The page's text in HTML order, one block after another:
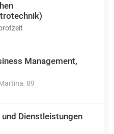
brotzeit
Management,
und Dienstleistungen